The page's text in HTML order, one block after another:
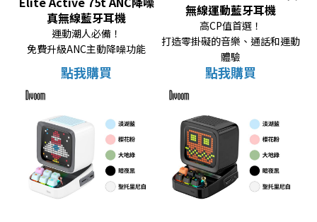
真無線藍牙耳機
運動潮人必備！
免費升級ANC主動降噪功能
無線運動藍牙耳機
高CP值首選！
打造零掛礙的音樂、通話和運動
體驗
點我購買 點我購買